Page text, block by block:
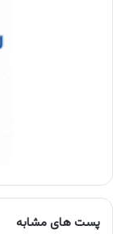
پست های مشابه